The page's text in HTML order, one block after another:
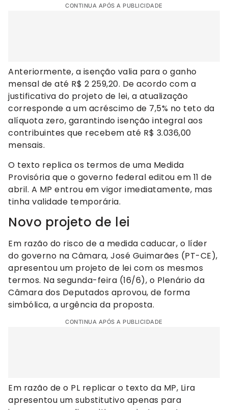
CONTINUA APÓS A PUBLICIDADE
Anteriormente, a isenção valia para o ganho
mensal de até R$ 2 259,20. De acordo com a
justificativa do projeto de lei, a atualização
corresponde a um acréscimo de 7,5% no teto da
alíquota zero, garantindo isenção integral aos
contribuintes que recebem até R$ 3.036,00
mensais.
O texto replica os termos de uma Medida
Provisória que o governo federal editou em 11 de
abril. A MP entrou em vigor imediatamente, mas
tinha validade temporária.
Novo projeto de lei
Em razão do risco de a medida caducar, o líder
do governo na Câmara, José Guimarães (PT-CE),
apresentou um projeto de lei com os mesmos
termos. Na segunda-feira (16/6), o Plenário da
Câmara dos Deputados aprovou, de forma
simbólica, a urgência da proposta.
CONTINUA APÓS A PUBLICIDADE
Em razão de o PL replicar o texto da MP, Lira
apresentou um substitutivo apenas para